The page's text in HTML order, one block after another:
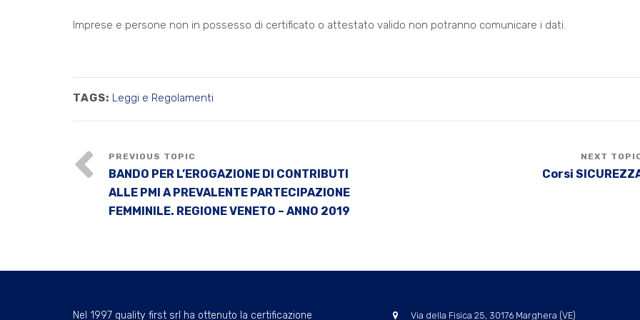
Imprese e persone non in possesso di certificato o attestato valido non potranno comunicare i dati.
TAGS: Leggi e Regolamenti
BANDO PER L’EROGAZIONE DI CONTRIBUTI
ALLE PMI A PREVALENTE PARTECIPAZIONE
FEMMINILE. REGIONE VENETO – ANNO 2019
Corsi
Nel 1997 quality first srl ha ottenuto la certificazione Via della Fisica 25, 30176 Marghera (VE)